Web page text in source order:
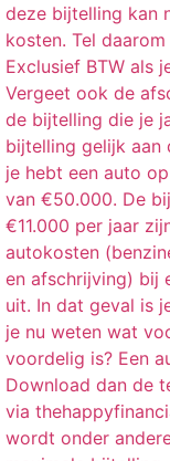
deze bijtelling kan
kosten. Tel
Exclusief BTW als
Vergeet ook de
de bijtelling die je
bijtelling gelijk aan
je hebt een auto
van €50.000. De
€11.000 per jaar
autokosten
en afschrijving) bij
uit. In dat geval is
je nu weten wat
voordelig is? Een
Download dan de
via
wordt onder